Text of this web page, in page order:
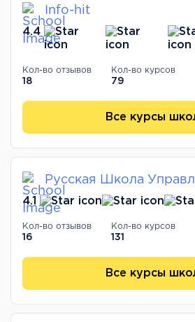
Info-hit
4.4
Кол-во отзывов
18
Кол-во курсов
79
Все курсы
Русская Школа
4.1
Кол-во отзывов
16
Кол-во курсов
131
Все курсы